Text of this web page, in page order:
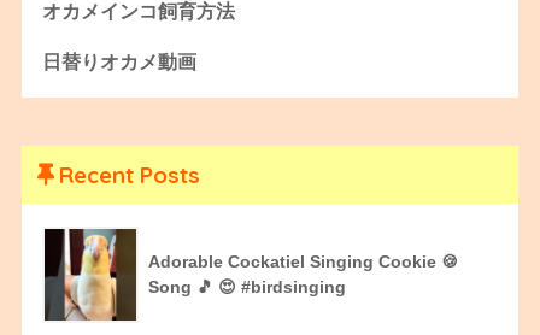
オカメインコ飼育方法
日替りオカメ動画
Recent Posts
Adorable Cockatiel Singing Cookie 🍪
Song 🎵 😍 #birdsinging